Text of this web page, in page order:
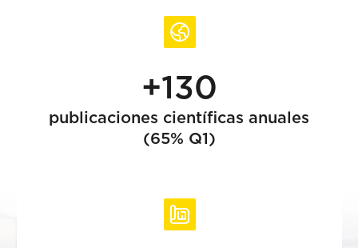
+130
publicaciones científicas anuales
(65% Q1)